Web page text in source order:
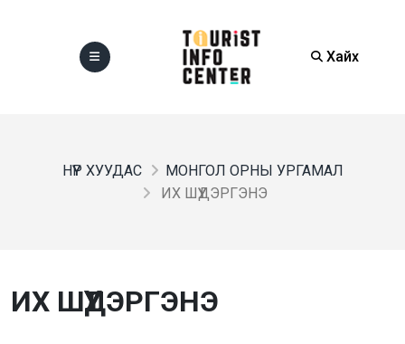
Хайх
НҮҮР ХУУДАС
МОНГОЛ ОРНЫ УРГАМАЛ
ИХ ШҮҮДЭРГЭНЭ
ИХ ШҮҮДЭРГЭНЭ